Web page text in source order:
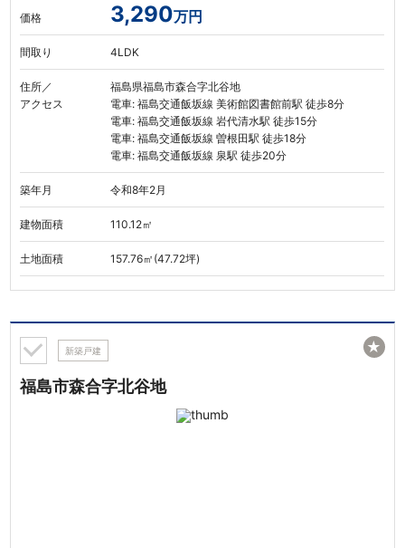
価格 3,290万円
間取り 4LDK
住所／
アクセス
福島県福島市森合字北谷地
電車: 福島交通飯坂線 美術館図書館前駅 徒歩8分
電車: 福島交通飯坂線 岩代清水駅 徒歩15分
電車: 福島交通飯坂線 曽根田駅 徒歩18分
電車: 福島交通飯坂線 泉駅 徒歩20分
築年月 令和8年2月
建物面積 110.12㎡
土地面積 157.76㎡(47.72坪)
新築戸建
福島市森合字北谷地
★